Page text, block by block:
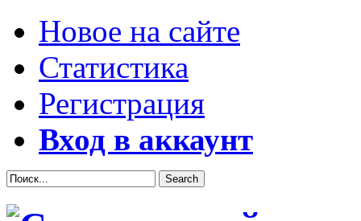
Новое на сайте
Статистика
Регистрация
Вход в аккаунт